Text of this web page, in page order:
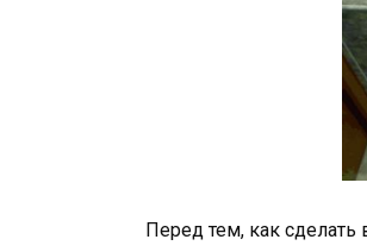
Перед тем, как